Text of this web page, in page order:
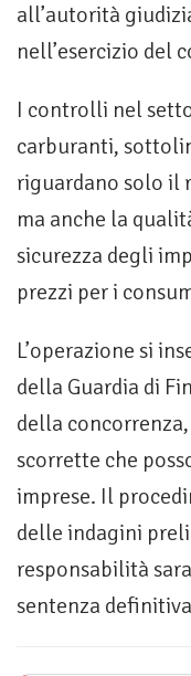
all’autorità
nell’esercizio del
I controlli nel
carburanti,
riguardano solo il
ma anche la
sicurezza degli
prezzi per i
L’operazione si
della Guardia di
della
scorrette che
imprese. Il
delle indagini
responsabilità
sentenza